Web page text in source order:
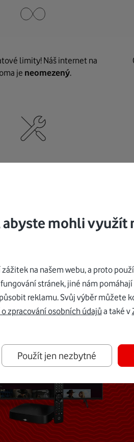
limity! Náš internet na
je neomezený.
mohli využít
na našem webu, a proto
stránek, jiné nám
reklamu. Svůj výběr můžete
zpracování osobních údajů a také v
Použít jen nezbytné